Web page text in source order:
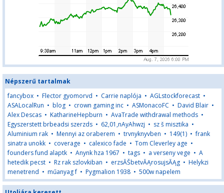
Népszerű tartalmak
fancybox • Flector gyomorvd • Carrie naplója • AGLstockforecast •
ASALocalRun • blog • crown gaming inc • ASMonacoFC • David Blair •
Alex Descas • KatharineHepburn • AvaTrade withdrawal methods •
Egyszerstett brbeadsi szerzds • 62,01,nAyAhwzj • sz š misztika •
Aluminium rak • Mennyi az oraberem • trvnyknyvben • 149(1) •frank
sinatra unokk • coverage • calexico fade • Tom Cleverley age •
founders fund alaptk • Anynk hza 1967 • tags • a verseny vege • A
hetedik pecst • Rz rak szlovkiban • erzsĂŠbetvĂĄrosujsĂĄg • Helykzi
menetrend • műanyag f • Pygmalion 1938 • 500w napelem